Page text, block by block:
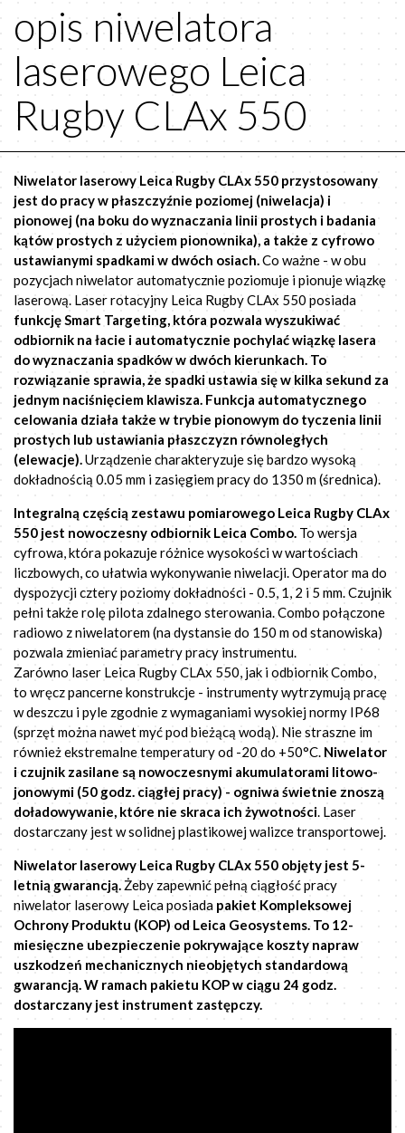
opis niwelatora
laserowego Leica
Rugby CLAx 550
Niwelator laserowy Leica Rugby CLAx 550 przystosowany
jest do pracy w płaszczyźnie poziomej (niwelacja) i
pionowej (na boku do wyznaczania linii prostych i badania
kątów prostych z użyciem pionownika), a także z cyfrowo
ustawianymi spadkami w dwóch osiach. Co ważne - w obu
pozycjach niwelator automatycznie poziomuje i pionuje wiązkę
laserową. Laser rotacyjny Leica Rugby CLAx 550 posiada
funkcję Smart Targeting, która pozwala wyszukiwać
odbiornik na łacie i automatycznie pochylać wiązkę lasera
do wyznaczania spadków w dwóch kierunkach. To
rozwiązanie sprawia, że spadki ustawia się w kilka sekund za
jednym naciśnięciem klawisza. Funkcja automatycznego
celowania działa także w trybie pionowym do tyczenia linii
prostych lub ustawiania płaszczyzn równoległych
(elewacje). Urządzenie charakteryzuje się bardzo wysoką
dokładnością 0.05 mm i zasięgiem pracy do 1350 m (średnica).
Integralną częścią zestawu pomiarowego Leica Rugby CLAx
550 jest nowoczesny odbiornik Leica Combo. To wersja
cyfrowa, która pokazuje różnice wysokości w wartościach
liczbowych, co ułatwia wykonywanie niwelacji. Operator ma do
dyspozycji cztery poziomy dokładności - 0.5, 1, 2 i 5 mm. Czujnik
pełni także rolę pilota zdalnego sterowania. Combo połączone
radiowo z niwelatorem (na dystansie do 150 m od stanowiska)
pozwala zmieniać parametry pracy instrumentu.
Zarówno laser Leica Rugby CLAx 550, jak i odbiornik Combo,
to wręcz pancerne konstrukcje - instrumenty wytrzymują pracę
w deszczu i pyle zgodnie z wymaganiami wysokiej normy IP68
(sprzęt można nawet myć pod bieżącą wodą). Nie straszne im
również ekstremalne temperatury od -20 do +50°C. Niwelator
i czujnik zasilane są nowoczesnymi akumulatorami litowo-
jonowymi (50 godz. ciągłej pracy) - ogniwa świetnie znoszą
doładowywanie, które nie skraca ich żywotności . Laser
dostarczany jest w solidnej plastikowej walizce transportowej.
Niwelator laserowy Leica Rugby CLAx 550 objęty jest 5-
letnią gwarancją. Żeby zapewnić pełną ciągłość pracy
niwelator laserowy Leica posiada pakiet Kompleksowej
Ochrony Produktu (KOP) od Leica Geosystems. To 12-
miesięczne ubezpieczenie pokrywające koszty napraw
uszkodzeń mechanicznych nieobjętych standardową
gwarancją. W ramach pakietu KOP w ciągu 24 godz.
dostarczany jest instrument zastępczy.